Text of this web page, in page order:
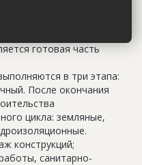
готовая часть
в три этапа:
После окончания
цикла: земляные,
конструкций;
санитарно-